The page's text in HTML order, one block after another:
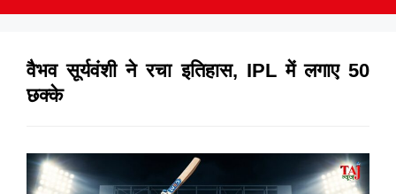
वैभव सूर्यवंशी ने रचा इतिहास, IPL में लगाए 50
छक्के